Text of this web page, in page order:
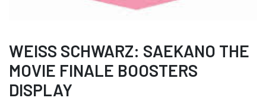
WEISS SCHWARZ: SAEKANO THE
MOVIE FINALE BOOSTERS
DISPLAY